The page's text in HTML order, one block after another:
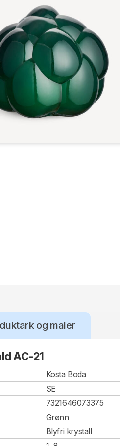
og maler
AC-21
Kosta Boda
SE
7321646073375
Grønn
Blyfri krystall